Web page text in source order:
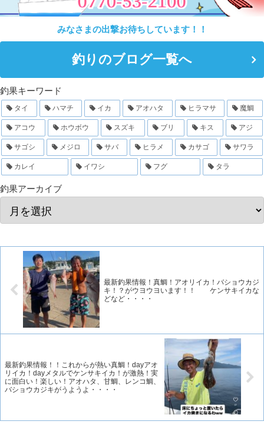
みなさまの出撃お待ちしています！！
釣りのブログ一覧へ
釣果キーワード
タイ ハマチ イカ アオハタ ヒラマサ 魔鯛
アコウ ホウボウ スズキ ブリ キス アジ
サゴシ メジロ サバ ヒラメ カサゴ サワラ
カレイ イワシ フグ タラ
釣果アーカイブ
最新釣果情報！真鯛！アオリイカ！バショウカジ
キ！？がウヨウヨいます！！ ケンサキイカな
どなど・・・・
最新釣果情報！！これからが熱い真鯛！dayアオ
リイカ！dayメタルでケンサキイカ！が激熱！実
に面白い！楽しい！アオハタ、甘鯛、レンコ鯛、
バショウカジキがうようよ・・・・